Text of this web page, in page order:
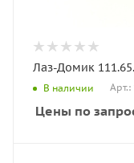
Лаз-Домик
В наличии Арт.:
Цены по